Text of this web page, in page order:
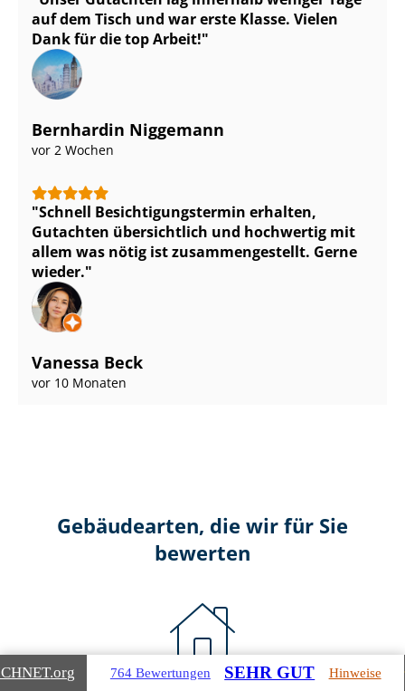
auf dem Tisch und war erste Klasse. Vielen
Dank für die top Arbeit!
Bernhardin Niggemann
vor 2 Wochen
Schnell Be­sich­ti­gungs­ter­min erhalten,
Gutachten übersichtlich und hochwertig mit
allem was nötig ist zu­sam­men­ge­stellt. Gerne
wieder.
Vanessa Beck
vor 10 Monaten
Gebäudearten, die wir für Sie
bewerten
.org 764 Bewertungen SEHR GUT Hinweise